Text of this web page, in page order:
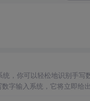
，你可以轻松地识别手写
字输入系统，它将立即给